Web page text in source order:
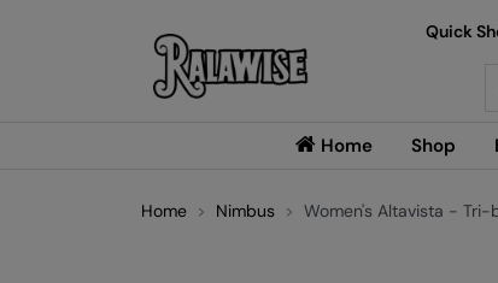
Home Shop
Quick
Home Nimbus Women's Altavista -